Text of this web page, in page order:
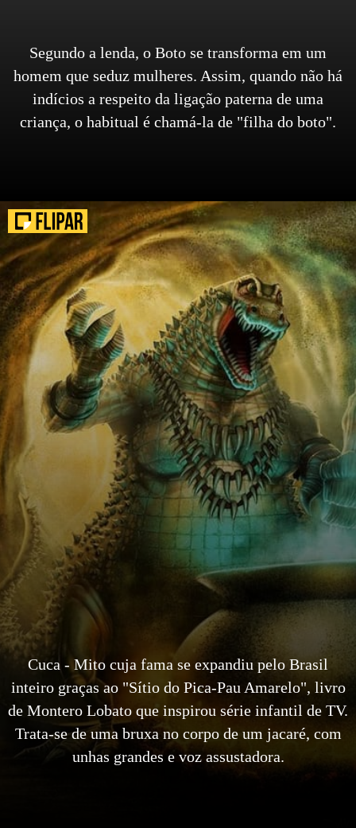
Segundo a lenda, o Boto se transforma em um
homem que seduz mulheres. Assim, quando não há
indícios a respeito da ligação paterna de uma
criança, o habitual é chamá-la de "filha do boto".
Cuca - Mito cuja fama se expandiu pelo Brasil
inteiro graças ao "Sítio do Pica-Pau Amarelo", livro
de Montero Lobato que inspirou série infantil de TV.
Trata-se de uma bruxa no corpo de um jacaré, com
unhas grandes e voz assustadora.